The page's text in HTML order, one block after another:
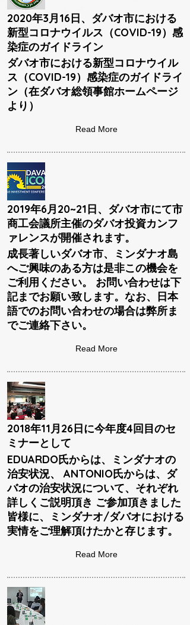
2020年3月16日、ダバオ市における
新型コロナウイルス（COVID-19）感
染症のガイドライン
ダバオ市における新型コロナウイル
ス（COVID-19）感染症のガイドライ
ン（在ダバオ総領事館ホームページ
より）
Read More
2019年6月20~21日、ダバオ市にて市
商工会議所主催のダバオ投資カンフ
ァレンスが開催されます。
成長著しいダバオ市、ミンダナオ島
へご興味のある方は是非この機会を
ご利用ください。 お問い合わせは下
記までお願い致します。なお、日本
語でのお問い合わせの場合は弊所ま
でご連絡下さい。
Read More
2018年11月26日に今年度4回目のセ
ミナーとして
EDUARDO氏からは、ミンダナオの
治安状況、 ANTONIO氏からは、ダ
バオの治安状況について、それぞれ
詳しくご説明頂き ご参加頂きました
皆様に、ミンダナオ/ダバオにおける
実情をご理解頂けたかと存じます。
Read More